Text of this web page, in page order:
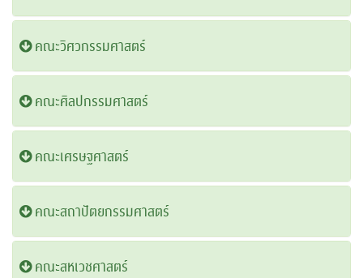
คณะวิศวกรรมศาสตร์
คณะศิลปกรรมศาสตร์
คณะเศรษฐศาสตร์
คณะสถาปัตยกรรมศาสตร์
คณะสหเวชศาสตร์